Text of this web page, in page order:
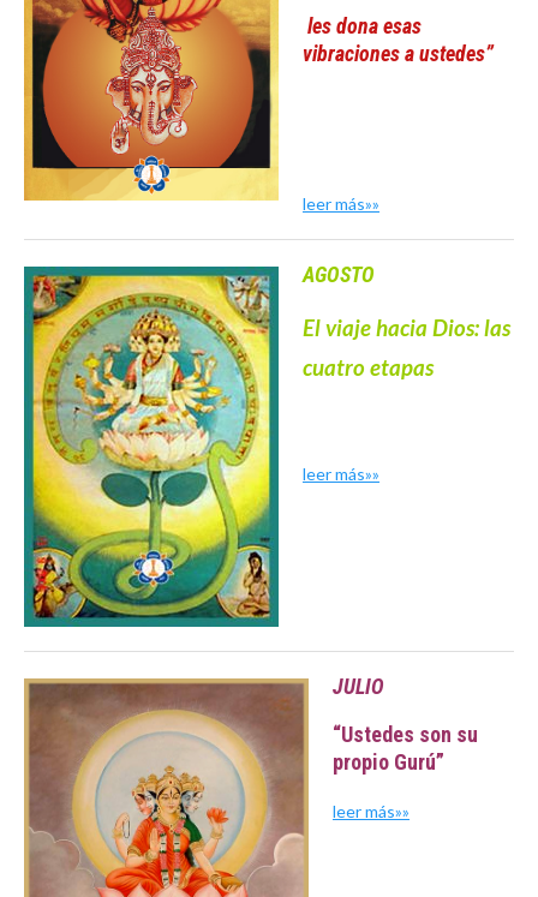
les dona esas
vibraciones a ustedes”
leer más»»
AGOSTO
El viaje hacia Dios: las
cuatro etapas
leer más»»
JULIO
“Ustedes son su
propio Gurú”
leer más»»